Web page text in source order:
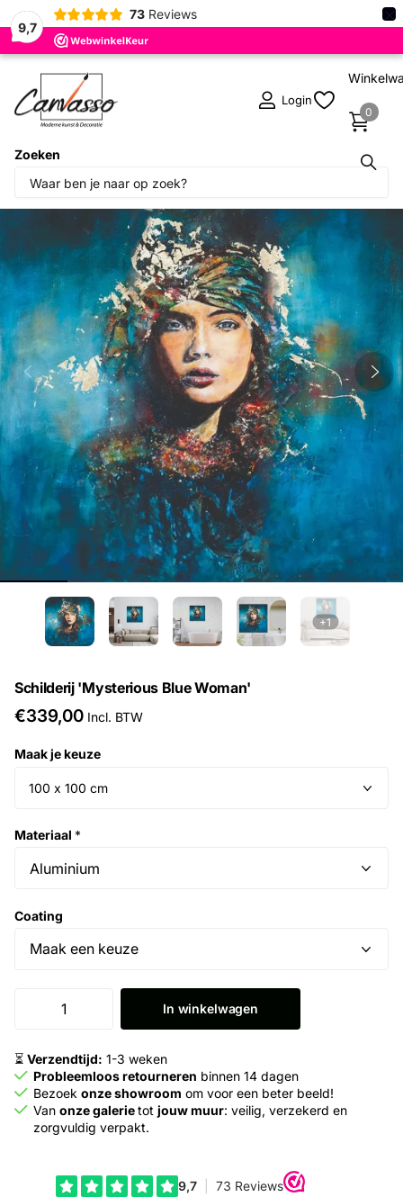
9,7
73 Reviews ×
Zoeken
Login
0
Deel dit product
+1
Schilderij 'Mysterious Blue Woman'
€339,00 Incl. BTW
Maak je keuze
Materiaal *
Coating
In winkelwagen
⏳ Verzendtijd: 1-3 weken
Probleemloos retourneren binnen 14 dagen
Bezoek onze showroom om voor een beter beeld!
Van onze galerietot jouw muur: veilig, verzekerd en
zorgvuldig verpakt.